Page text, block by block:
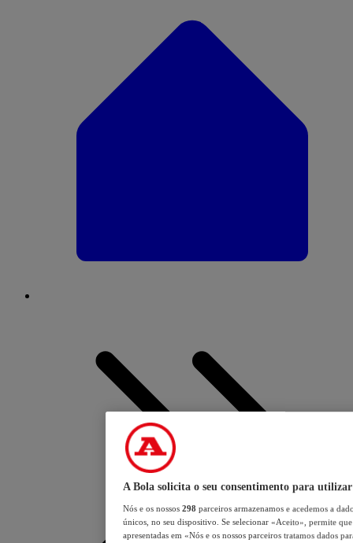
A Bola solicita o seu consentimento para utilizar
Nós e os nossos 298 parceiros armazenamos e acedemos a
únicos, no seu dispositivo. Se selecionar «Aceito», permite
apresentadas em «Nós e os nossos parceiros tratamos dados